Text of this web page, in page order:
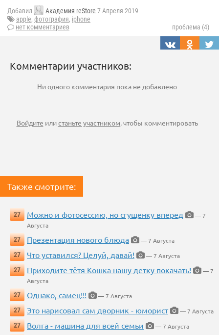
Добавил Академия reStore 7 Апреля 2019
apple, фотография, iphone
нет комментариев
проблема (4)
Комментарии участников:
Ни одного комментария пока не добавлено
Войдите илистаньте участником, чтобы комментировать
Также смотрите:
27 Можно и фотосессию, но сгущенку вперед
— 7
Августа
27
Презентация нового блюда
— 7 Августа
27
Что уставился? Целуй, давай!
— 7 Августа
27
Приходите тётя Кошка нашу детку покачать!
— 7
Августа
27
Однако, самец!!!
— 7 Августа
27
Это нарисовал сам дворник - юморист
— 7 Августа
27
Волга - машина для всей семьи
— 7 Августа